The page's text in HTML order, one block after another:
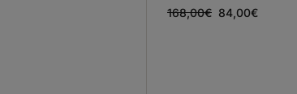
168,00€ 84,00€